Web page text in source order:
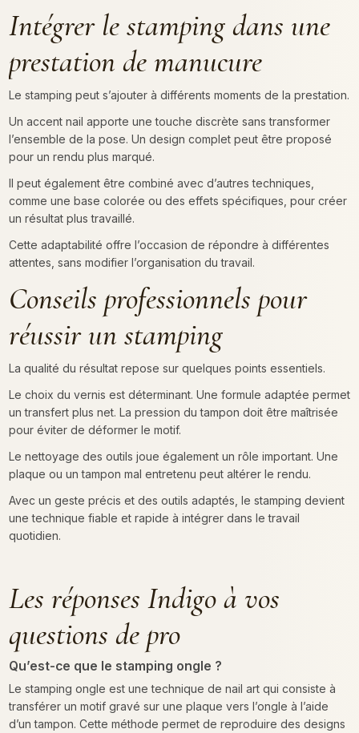
Intégrer le stamping dans une
prestation de manucure
Le stamping peut s’ajouter à différents moments de la prestation.
Un accent nail apporte une touche discrète sans transformer
l’ensemble de la pose. Un design complet peut être proposé
pour un rendu plus marqué.
Il peut également être combiné avec d’autres techniques,
comme une base colorée ou des effets spécifiques, pour créer
un résultat plus travaillé.
Cette adaptabilité offre l’occasion de répondre à différentes
attentes, sans modifier l’organisation du travail.
Conseils professionnels pour
réussir un stamping
La qualité du résultat repose sur quelques points essentiels.
Le choix du vernis est déterminant. Une formule adaptée permet
un transfert plus net. La pression du tampon doit être maîtrisée
pour éviter de déformer le motif.
Le nettoyage des outils joue également un rôle important. Une
plaque ou un tampon mal entretenu peut altérer le rendu.
Avec un geste précis et des outils adaptés, le stamping devient
une technique fiable et rapide à intégrer dans le travail
quotidien.
Les réponses Indigo à vos
questions de pro
Qu’est-ce que le stamping ongle ?
Le stamping ongle est une technique de nail art qui consiste à
transférer un motif gravé sur une plaque vers l’ongle à l’aide
d’un tampon. Cette méthode permet de reproduire des designs